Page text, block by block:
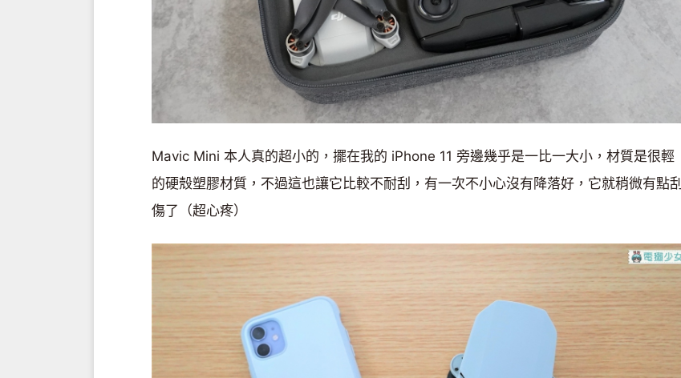
Mavic Mini 本人真的超小的，擺在我的 iPhone 11 旁邊幾乎是一比一大小，材質是很輕
的硬殼塑膠材質，不過這也讓它比較不耐刮，有一次不小心沒有降落好，它就稍微有點刮
傷了（超心疼）